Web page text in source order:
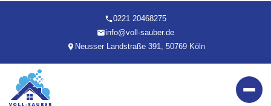
0221 20468275
info@voll-sauber.de
Neusser Landstraße 391, 50769 Köln